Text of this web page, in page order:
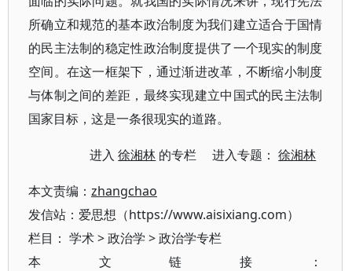
所确立和规范的基本政治制度为我们建立适合于国情
的民主法制的稳定性政治制度提供了一个现实的制度
空间。在这一框架下，通过渐进改革，不断缩小制度
与体制之间的差距，最终实现建立中国式的民主法制
国家目标，这是一条很现实的道路。
进入徐湘林 的专栏 进入专题：徐湘林
本文责编： zhangchao
发信站：爱思想（https://www.aisixiang.com）
栏目： 学术>政治学 >政治学专栏
本文链接：